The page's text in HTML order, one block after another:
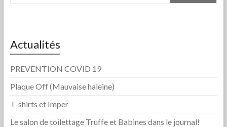
Actualités
PREVENTION COVID 19
Plaque Off (Mauvaise haleine)
T-shirts et Imper
Le salon de toilettage Truffe et Babines dans le journal!